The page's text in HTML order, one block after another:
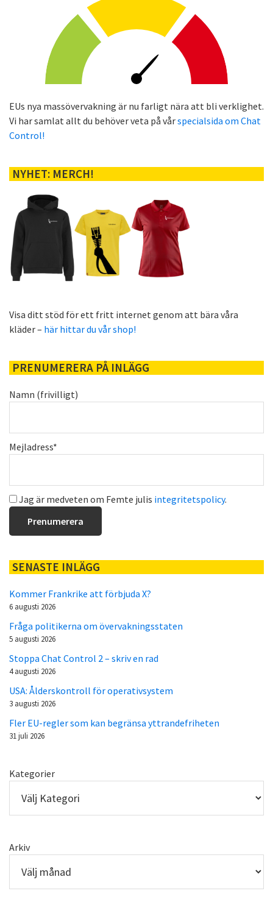
EUs nya massövervakning är nu farligt nära att bli verklighet.
Vi har samlat allt du behöver veta på vårspecialsida om Chat
Control!
NYHET: MERCH!
Visa ditt stöd för ett fritt internet genom att bära våra
kläder – här hittar du vår shop!
PRENUMERERA PÅ INLÄGG
Namn (frivilligt)
Mejladress*
Jag är medveten om Femte julis integritetspolicy.
SENASTE INLÄGG
Kommer Frankrike att förbjuda X?
6 augusti 2026
Fråga politikerna om övervakningsstaten
5 augusti 2026
Stoppa Chat Control 2 – skriv en rad
4 augusti 2026
USA: Ålderskontroll för operativsystem
3 augusti 2026
Fler EU-regler som kan begränsa yttrandefriheten
31 juli 2026
Kategorier
Arkiv